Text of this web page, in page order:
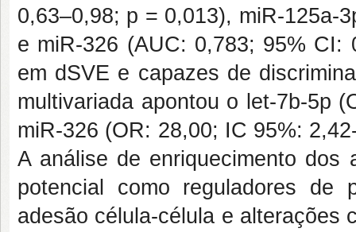
0,63–0,98; p = 0,013), miR-125a-
e miR-326 (AUC: 0,783; 95% CI:
em dSVE e capazes de
multivariada apontou o let-7b-5p
miR-326 (OR: 28,00; IC 95%:
A análise de enriquecimento dos
potencial como reguladores de
adesão célula-célula e alterações